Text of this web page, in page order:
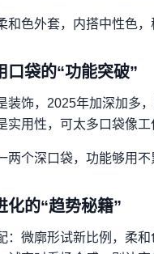
和色外套，内搭中性色，
口袋的“功能突破”
装饰，2025年加深加多
实用性，可太多口袋像工
两个深口袋，功能够用不
化的“趋势秘籍”
：微廓形试新比例，柔